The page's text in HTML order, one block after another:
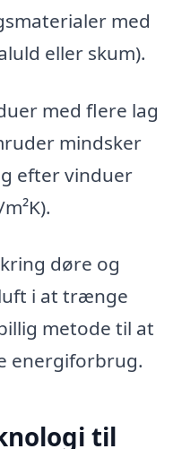
med
eller skum).
med flere lag
mindsker
efter vinduer
døre og
i at trænge
metode til at
energiforbrug.
til